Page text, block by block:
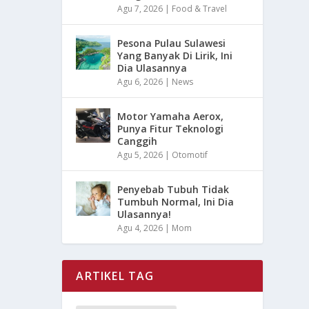
Agu 7, 2026 | Food & Travel
Pesona Pulau Sulawesi
Yang Banyak Di Lirik, Ini
Dia Ulasannya
Agu 6, 2026 | News
Motor Yamaha Aerox,
Punya Fitur Teknologi
Canggih
Agu 5, 2026 | Otomotif
Penyebab Tubuh Tidak
Tumbuh Normal, Ini Dia
Ulasannya!
Agu 4, 2026 | Mom
ARTIKEL TAG